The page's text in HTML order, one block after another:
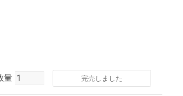
量 完売しました